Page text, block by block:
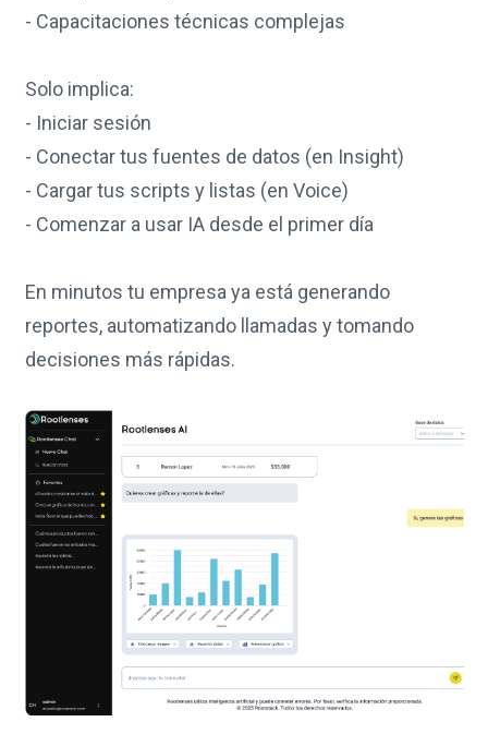
- Capacitaciones técnicas complejas
Solo implica:
- Iniciar sesión
- Conectar tus fuentes de datos (en Insight)
- Cargar tus scripts y listas (en Voice)
- Comenzar a usar IA desde el primer día
En minutos tu empresa ya está generando
reportes, automatizando llamadas y tomando
decisiones más rápidas.